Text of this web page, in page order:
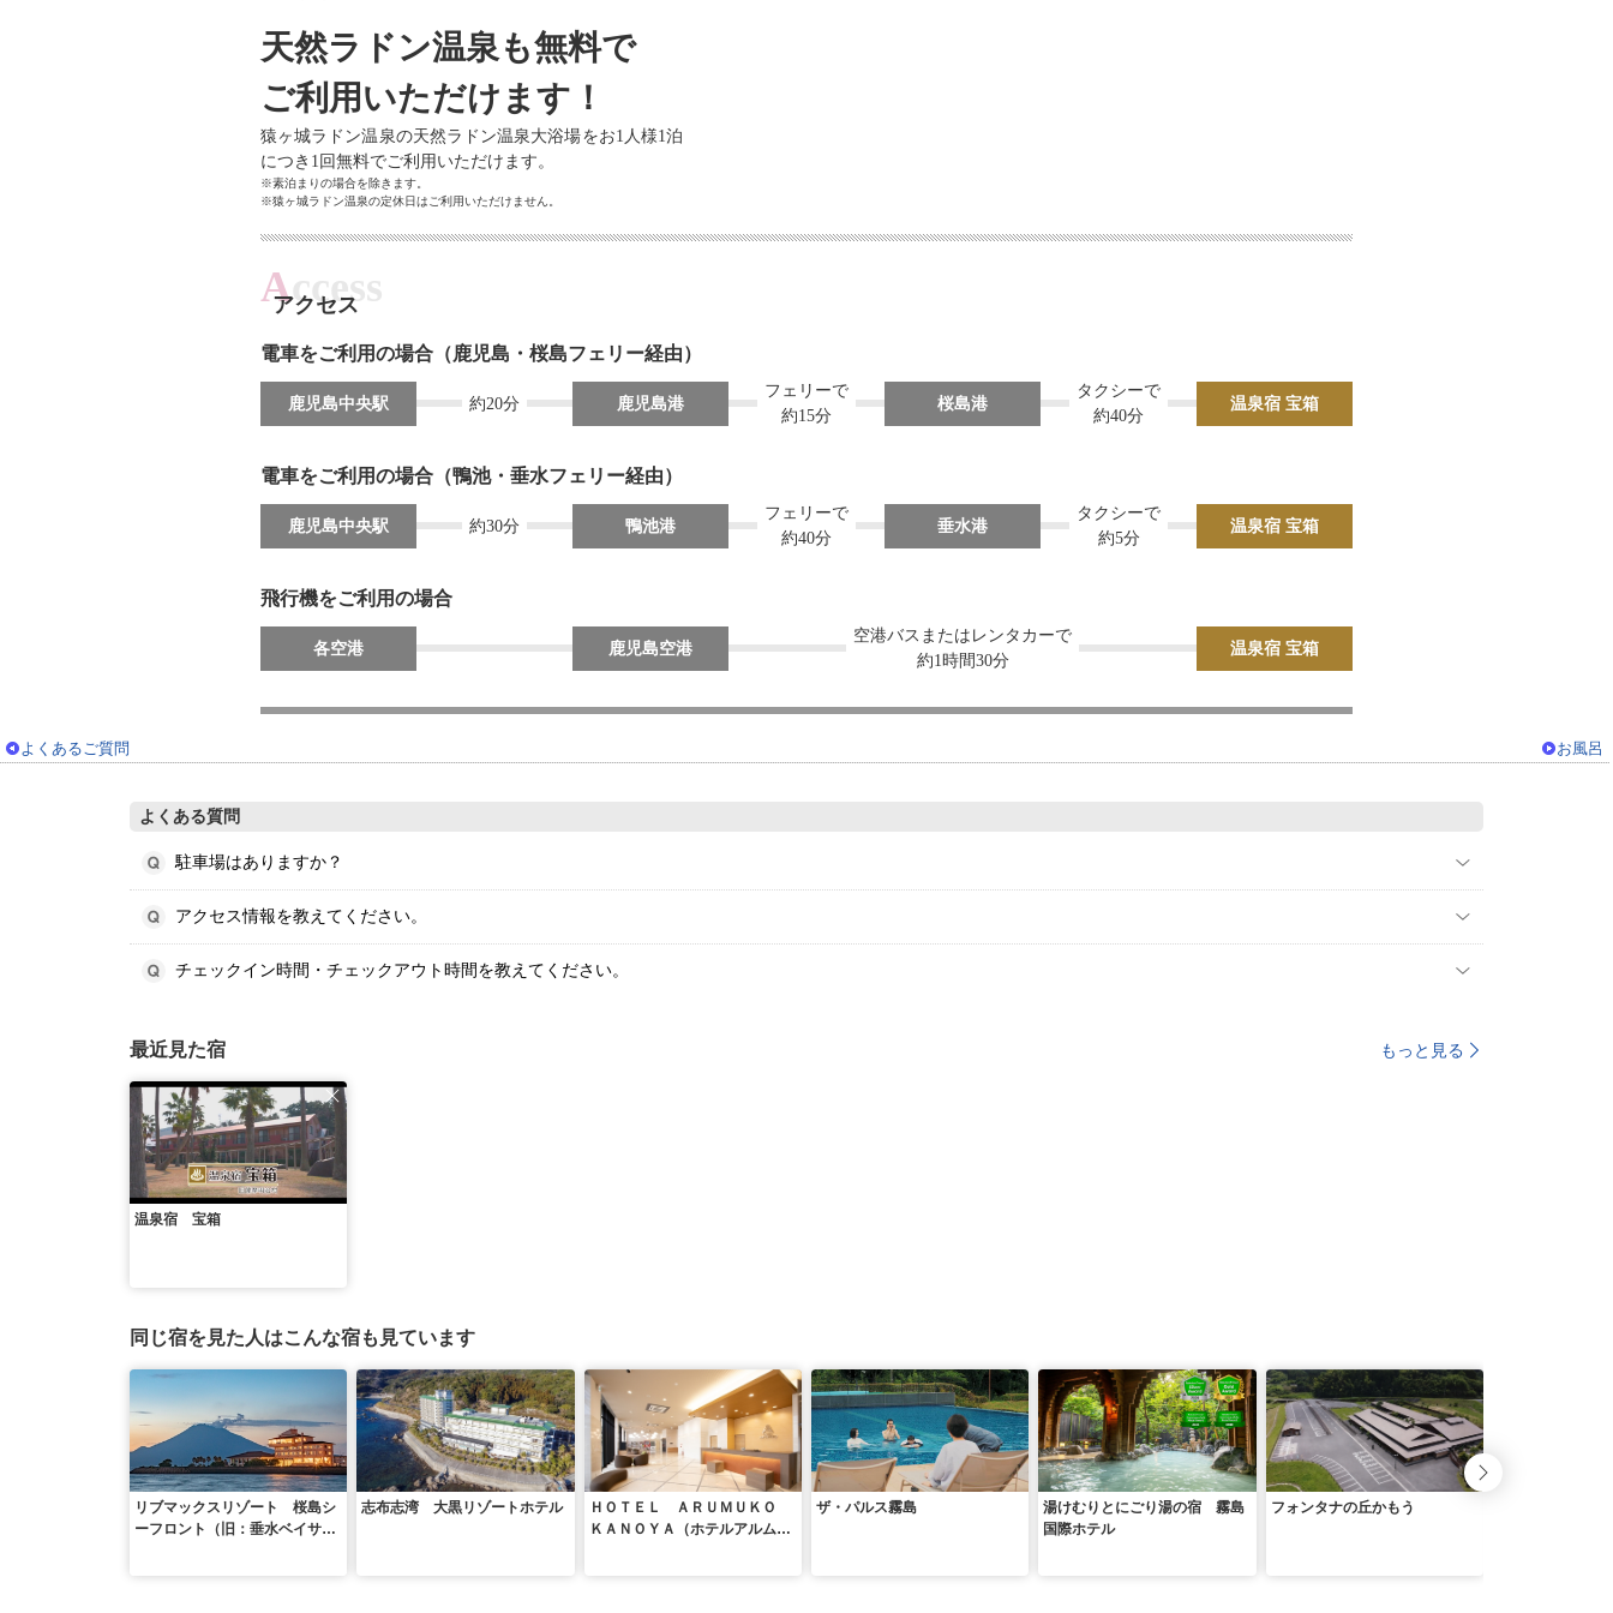
天然ラドン温泉も無料で
ご利用いただけます！
猿ヶ城ラドン温泉の天然ラドン温泉大浴場をお1人様1泊
につき1回無料でご利用いただけます。
※素泊まりの場合を除きます。
※猿ヶ城ラドン温泉の定休日はご利用いただけません。
アクセス
Access
電車をご利用の場合（鹿児島・桜島フェリー経由）
鹿児島中央駅 約20分 鹿児島港
フェリーで
約15分
桜島港
タクシーで
約40分
温泉宿 宝箱
電車をご利用の場合（鴨池・垂水フェリー経由）
鹿児島中央駅 約30分 鴨池港
フェリーで
約40分
垂水港
タクシーで
約5分
温泉宿 宝箱
飛行機をご利用の場合
各空港 鹿児島空港
空港バスまたはレンタカーで
約1時間30分
温泉宿 宝箱
よくあるご質問 お風呂
よくある質問
駐車場はありますか？
アクセス情報を教えてください。
チェックイン時間・チェックアウト時間を教えてください。
最近見た宿 もっと見る
温泉宿 宝箱
同じ宿を見た人はこんな宿も見ています
リブマックスリゾート 桜島シ
ーフロント（旧：垂水ベイサイ
志布志湾 大黒リゾートホテル
ＨＯＴＥＬ ＡＲＵＭＵＫＯ
ＫＡＮＯＹＡ（ホテルアルムコ
ザ・パルス霧島
湯けむりとにごり湯の宿 霧島
国際ホテル
フォンタナの丘かもう